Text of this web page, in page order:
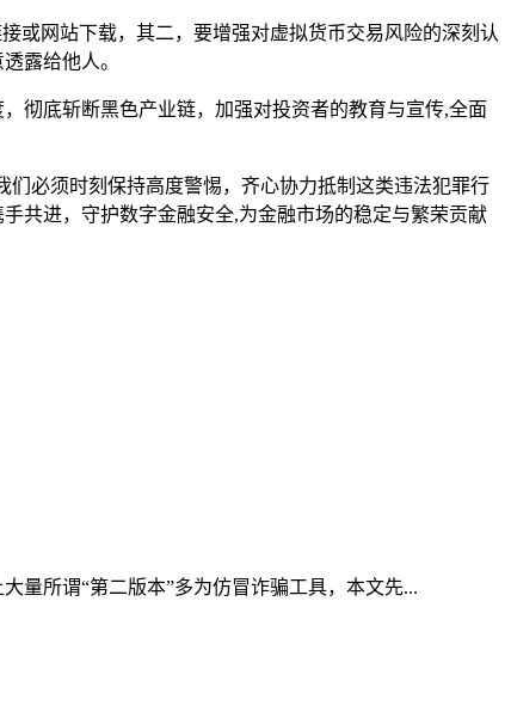
或网站下载，其二，要增强对虚拟货币交易风险的深刻认
露给他人。
彻底斩断黑色产业链，加强对投资者的教育与宣传,全面
必须时刻保持高度警惕，齐心协力抵制这类违法犯罪行
共进，守护数字金融安全,为金融市场的稳定与繁荣贡献
量所谓“第二版本”多为仿冒诈骗工具，本文先...